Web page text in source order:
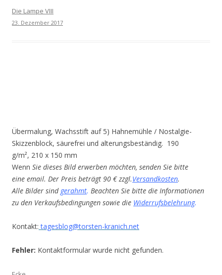
Die Lampe VIII
23. Dezember 2017
Übermalung, Wachsstift auf 5) Hahnemühle / Nostalgie-
Skizzenblock, säurefrei und alterungsbeständig. 190
g/m², 210 x 150 mm
Wenn Sie dieses Bild erwerben möchten, senden Sie bitte
eine email. Der Preis beträgt 90 € zzgl.Versandkosten.
Alle Bilder sind gerahmt. Beachten Sie bitte die Informationen
zu den Verkaufsbedingungen sowie die Widerrufsbelehrung.
Kontakt: tagesblog@torsten-kranich.net
Fehler: Kontaktformular wurde nicht gefunden.